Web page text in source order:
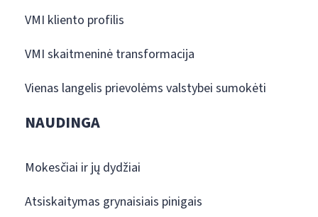
VMI kliento profilis
VMI skaitmeninė transformacija
Vienas langelis prievolėms valstybei sumokėti
NAUDINGA
Mokesčiai ir jų dydžiai
Atsiskaitymas grynaisiais pinigais